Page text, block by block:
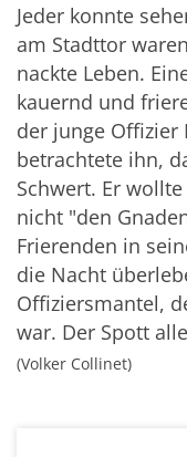
Jeder konnte
am Stadttor
nackte Leben.
kauernd und
der junge Offizier
betrachtete ihn,
Schwert. Er
nicht "den
Frierenden in
die Nacht
Offiziersmantel,
war. Der Spott
(Volker Collinet)